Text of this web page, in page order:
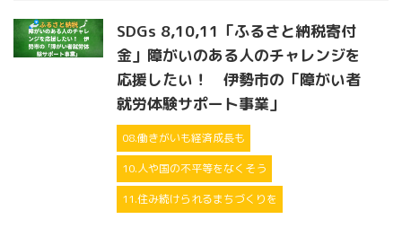
SDGs 8,10,11「ふるさと納税寄付
金」障がいのある人のチャレンジを
応援したい！ 伊勢市の「障がい者
就労体験サポート事業」
08.働きがいも経済成長も
10.人や国の不平等をなくそう
11.住み続けられるまちづくりを